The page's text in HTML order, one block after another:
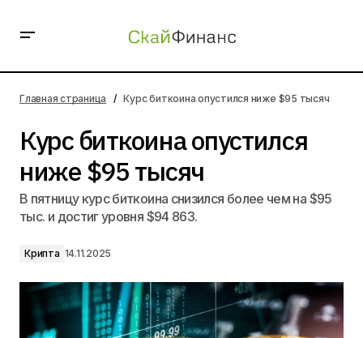
Главная страница Курс биткоина опустился ниже $95 тысяч
Курс биткоина опустился
ниже $95 тысяч
В пятницу курс биткоина снизился более чем на $95
тыс. и достиг уровня $94 863.
Крипта 14.11.2025